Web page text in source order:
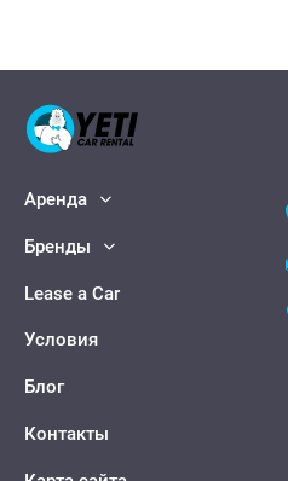
Аренда
Бренды
Lease a Car
Условия
Блог
Контакты